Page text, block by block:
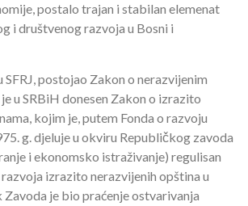
postalo trajan i stabilan elemenat
i društvenog razvoja u Bosni i
SFRJ, postojao Zakon o nerazvijenim
u SRBiH donesen Zakon o izrazito
kojim je, putem Fonda o razvoju
g. djeluje u okviru Republičkog zavoda
i ekonomsko istraživanje) regulisan
izrazito nerazvijenih opština u
je bio praćenje ostvarivanja